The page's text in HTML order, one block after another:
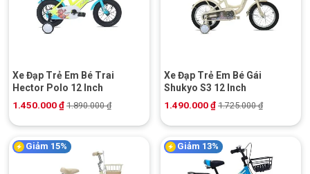
Xe Đạp Trẻ Em Bé Trai
Hector Polo 12 Inch
1.450.000₫ 1.890.000₫
Xe Đạp Trẻ Em Bé Gái
Shukyo S3 12 Inch
1.490.000₫ 1.725.000₫
Giảm 15% Giảm 13%